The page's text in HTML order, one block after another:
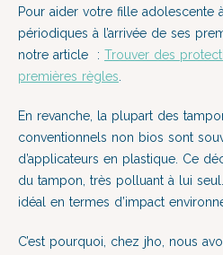
Pour aider votre fille adolescente
périodiques à l’arrivée de ses
notre article : Trouver des
premières règles
En revanche, la plupart des
conventionnels non bios sont
d’applicateurs en plastique. Ce
du tampon, très polluant à lui
idéal en termes d’impact
C’est pourquoi, chez jho, nous